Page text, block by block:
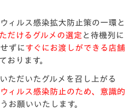
ィルス感染拡大防止策の一環と
だけるグルメの選定 と待機列に
ずにすぐにお渡しができる店舗
おります。
ただいたグルメを召し上がる
ィルス感染防止のため、意識的
お願いいたします。